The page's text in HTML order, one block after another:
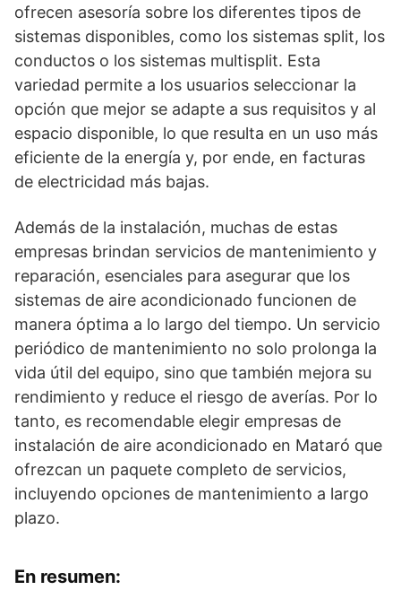
ofrecen asesoría sobre los diferentes tipos de
sistemas disponibles, como los sistemas split, los
conductos o los sistemas multisplit. Esta
variedad permite a los usuarios seleccionar la
opción que mejor se adapte a sus requisitos y al
espacio disponible, lo que resulta en un uso más
eficiente de la energía y, por ende, en facturas
de electricidad más bajas.
Además de la instalación, muchas de estas
empresas brindan servicios de mantenimiento y
reparación, esenciales para asegurar que los
sistemas de aire acondicionado funcionen de
manera óptima a lo largo del tiempo. Un servicio
periódico de mantenimiento no solo prolonga la
vida útil del equipo, sino que también mejora su
rendimiento y reduce el riesgo de averías. Por lo
tanto, es recomendable elegir empresas de
instalación de aire acondicionado en Mataró que
ofrezcan un paquete completo de servicios,
incluyendo opciones de mantenimiento a largo
plazo.
En resumen: